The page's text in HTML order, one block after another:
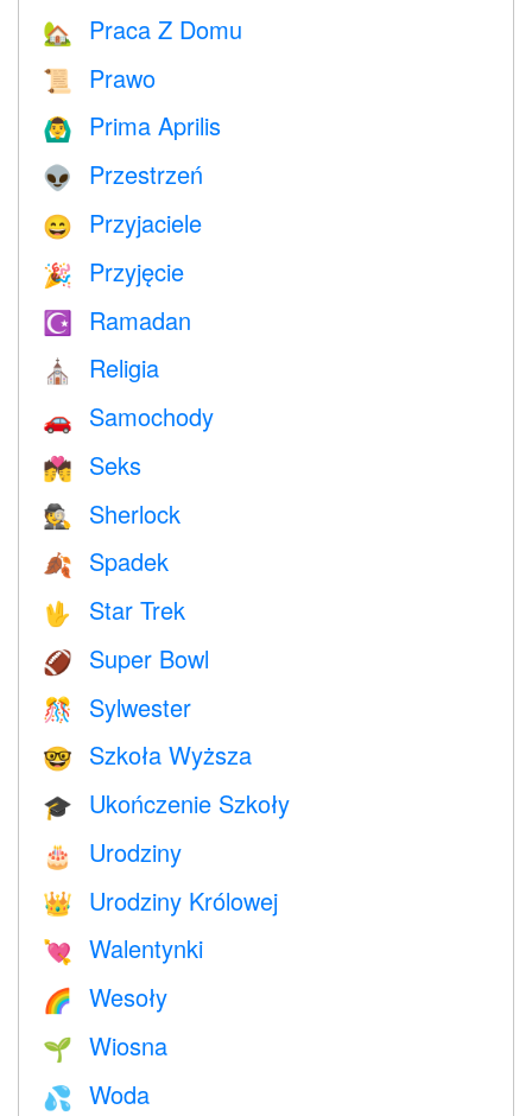
🏡 Praca Z Domu
📜 Prawo
🙆‍♂️ Prima Aprilis
👽 Przestrzeń
😄 Przyjaciele
🎉 Przyjęcie
☪️ Ramadan
⛪️ Religia
🚗 Samochody
💏 Seks
🕵️ Sherlock
🍂 Spadek
🖖 Star Trek
🏈 Super Bowl
🎊 Sylwester
🤓 Szkoła Wyższa
🎓 Ukończenie Szkoły
🎂 Urodziny
👑 Urodziny Królowej
💘 Walentynki
🌈 Wesoły
🌱 Wiosna
💦 Woda